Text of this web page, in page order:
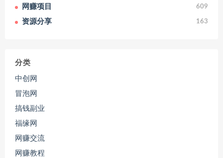
网赚项目 609
资源分享 163
分类
中创网
冒泡网
搞钱副业
福缘网
网赚交流
网赚教程